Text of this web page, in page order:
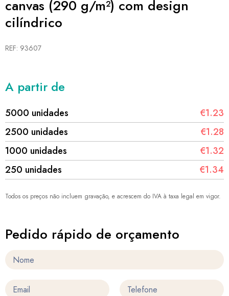
canvas (290 g/m²) com design
cilíndrico
REF: 93607
A partir de
5000 unidades
€1.23
2500 unidades
€1.28
1000 unidades
€1.32
250 unidades
€1.34
Todos os preços não incluem gravação, e acrescem do IVA à taxa legal em vigor.
Pedido rápido de orçamento